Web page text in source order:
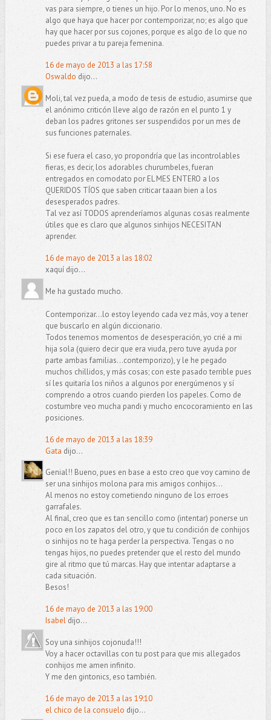
vas para siempre, o tienes un hijo. Por lo menos, uno. No es
algo que haya que hacer por contemporizar, no; es algo que
hay que hacer por sus cojones, porque es algo de lo que no
puedes privar a tu pareja femenina.
16 de mayo de 2013 a las 17:58
Oswaldo dijo...
Moli, tal vez pueda, a modo de tesis de estudio, asumirse que
el anónimo criticón lleve algo de razón en el punto 1 y
deban los padres gritones ser suspendidos por un mes de
sus funciones paternales.
Si ese fuera el caso, yo propondría que las incontrolables
fieras, es decir, los adorables churumbeles, fueran
entregados en comodato por EL MES ENTERO a los
QUERIDOS TÍOS que saben criticar taaan bien a los
desesperados padres.
Tal vez así TODOS aprenderíamos algunas cosas realmente
útiles que es claro que algunos sinhijos NECESITAN
aprender.
16 de mayo de 2013 a las 18:02
xaquí dijo...
Me ha gustado mucho.
Contemporizar...lo estoy leyendo cada vez más, voy a tener
que buscarlo en algún diccionario.
Todos tenemos momentos de desesperación, yo crié a mi
hija sola (quiero decir que era viuda, pero tuve ayuda por
parte ambas familias...contemporizo), y le he pegado
muchos chillidos, y más cosas; con este pasado terrible pues
sí les quitaría los niños a algunos por energúmenos y sí
comprendo a otros cuando pierden los papeles. Como de
costumbre veo mucha pandi y mucho encocoramiento en las
posiciones.
16 de mayo de 2013 a las 18:39
Gata dijo...
Genial!! Bueno, pues en base a esto creo que voy camino de
ser una sinhijos molona para mis amigos conhijos...
Al menos no estoy cometiendo ninguno de los erroes
garrafales.
Al final, creo que es tan sencillo como (intentar) ponerse un
poco en los zapatos del otro, y que tu condición de conhijos
o sinhijos no te haga perder la perspectiva. Tengas o no
tengas hijos, no puedes pretender que el resto del mundo
gire al ritmo que tú marcas. Hay que intentar adaptarse a
cada situación.
Besos!
16 de mayo de 2013 a las 19:00
Isabeldijo...
Soy una sinhijos cojonuda!!!
Voy a hacer octavillas con tu post para que mis allegados
conhijos me amen infinito.
Y me den gintonics, eso también.
16 de mayo de 2013 a las 19:10
el chico de la consuelo dijo...